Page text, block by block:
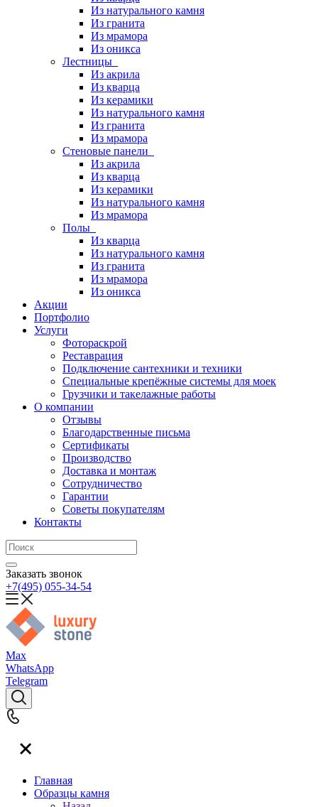
Из натурального камня
Из гранита
Из мрамора
Из оникса
Лестницы
Из акрила
Из кварца
Из керамики
Из натурального камня
Из гранита
Из мрамора
Стеновые панели
Из акрила
Из кварца
Из керамики
Из натурального камня
Из мрамора
Полы
Из кварца
Из натурального камня
Из гранита
Из мрамора
Из оникса
Акции
Портфолио
Услуги
Фотораскрой
Реставрация
Подключение сантехники и техники
Специальные крепёжные системы для моек
Грузчики и такелажные работы
О компании
Отзывы
Благодарственные письма
Сертификаты
Производство
Доставка и монтаж
Сотрудничество
Гарантии
Советы покупателям
Контакты
Заказать звонок
+7(495) 055-34-54
Max
WhatsApp
Telegram
Главная
Образцы камня